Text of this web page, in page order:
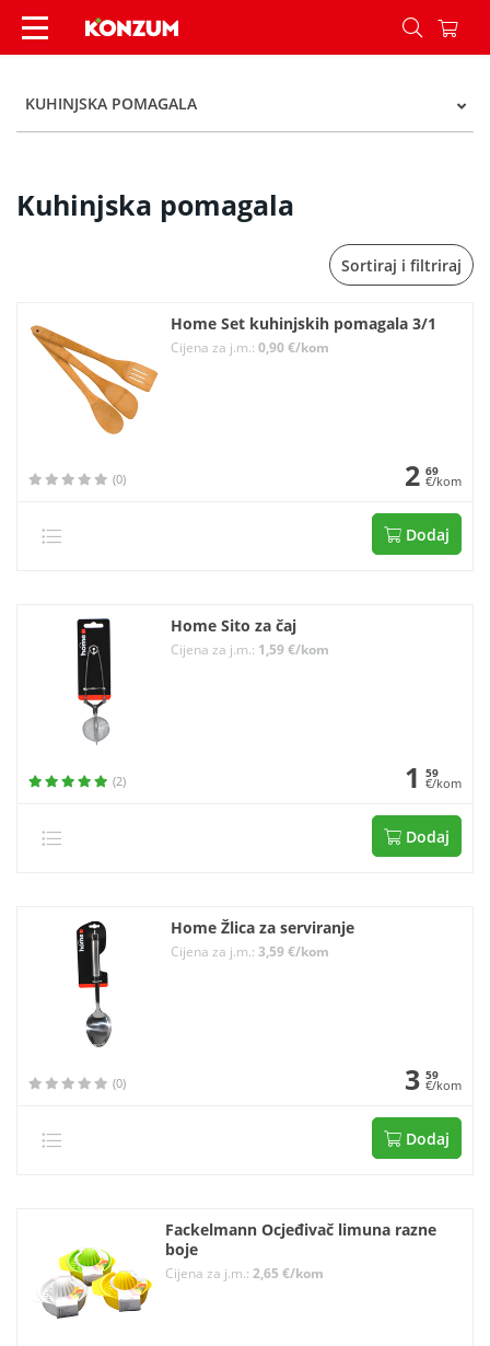
Kuhinjska pomagala - Kategorije - Konzum
KUHINJSKA POMAGALA
Kuhinjska pomagala
Sortiraj i filtriraj
Home Set kuhinjskih pomagala 3/1
Cijena za j.m.: 0,90 €/kom
(0) 2 69
€/kom
Dodaj
Home Sito za čaj
Cijena za j.m.: 1,59 €/kom
(2) 1 59
€/kom
Dodaj
Home Žlica za serviranje
Cijena za j.m.: 3,59 €/kom
(0) 3 59
€/kom
Dodaj
Fackelmann Ocjeđivač limuna razne
boje
Cijena za j.m.:2,65 €/kom